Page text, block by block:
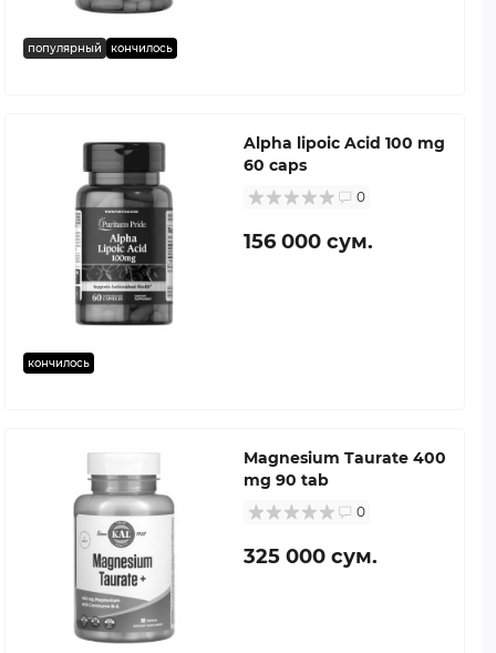
популярный кончилось
кончилось
Alpha lipoic Acid 100 mg
60 caps
0
156 000 сум.
Magnesium Taurate 400
mg 90 tab
0
325 000 сум.